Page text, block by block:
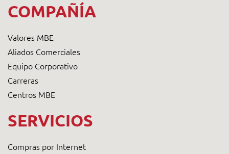
COMPAÑÍA
Valores MBE
Aliados Comerciales
Equipo Corporativo
Carreras
Centros MBE
SERVICIOS
Compras por Internet